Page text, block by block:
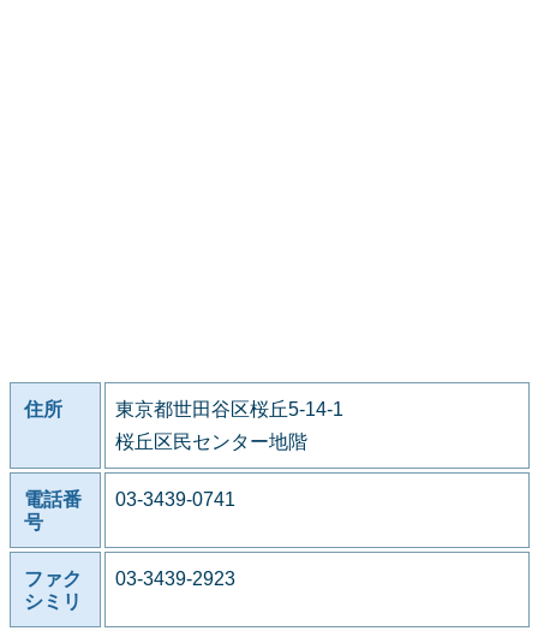
住所
東京都世田谷区桜丘5-14-1
桜丘区民センター地階
電話番
号
03-3439-0741
ファク
シミリ
03-3439-2923